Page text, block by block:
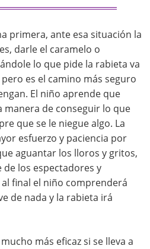
primera, ante esa situación la
darle el caramelo o
lo que pide la rabieta va
es el camino más seguro
El niño aprende que
manera de conseguir lo que
que se le niegue algo. La
esfuerzo y paciencia por
aguantar los lloros y gritos,
los espectadores y
final el niño comprenderá
de nada y la rabieta irá
más eficaz si se lleva a